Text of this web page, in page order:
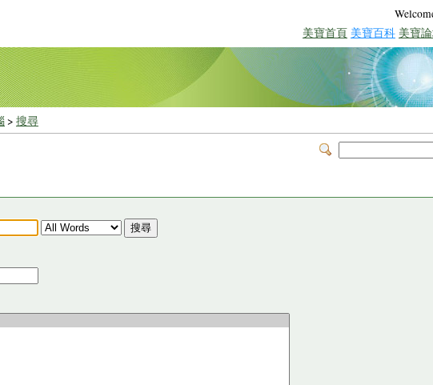
美寶首頁 美寶百科 美寶
> 搜尋